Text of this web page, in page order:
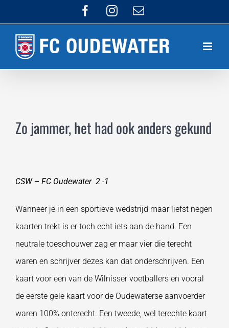
naar
inhoud
FacebookInstagram
E-
mail
Zo jammer, het had ook anders gekund
CSW – FC Oudewater 2 -1
Wanneer je in een sportieve wedstrijd maar liefst negen
kaarten trekt is er toch echt iets aan de hand. Een
neutrale toeschouwer zag er maar vier die terecht
waren en schrijver dezes kan dat onderschrijven. Een
kaart voor een van de Wilnisser voetballers en vooral
de eerste gele kaart voor de Oudewaterse aanvoerder
waren 100% onterecht. Een tweede, wel terechte kaart